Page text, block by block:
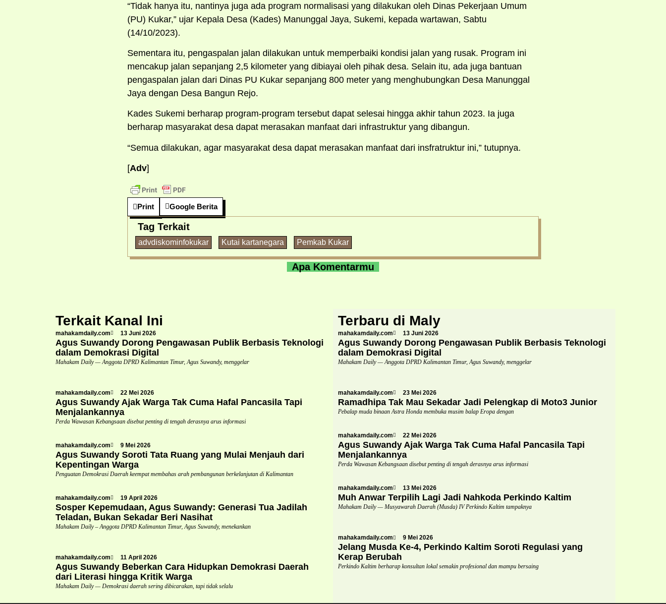
“Tidak hanya itu, nantinya juga ada program normalisasi yang dilakukan oleh Dinas Pekerjaan Umum
(PU) Kukar,” ujar Kepala Desa (Kades) Manunggal Jaya, Sukemi, kepada wartawan, Sabtu
(14/10/2023).
Sementara itu, pengaspalan jalan dilakukan untuk memperbaiki kondisi jalan yang rusak. Program ini
mencakup jalan sepanjang 2,5 kilometer yang dibiayai oleh pihak desa. Selain itu, ada juga bantuan
pengaspalan jalan dari Dinas PU Kukar sepanjang 800 meter yang menghubungkan Desa Manunggal
Jaya dengan Desa Bangun Rejo.
Kades Sukemi berharap program-program tersebut dapat selesai hingga akhir tahun 2023. Ia juga
berharap masyarakat desa dapat merasakan manfaat dari infrastruktur yang dibangun.
“Semua dilakukan, agar masyarakat desa dapat merasakan manfaat dari insfratruktur ini,” tutupnya.
[Adv]
Print Google Berita
Tag Terkait
advdiskominfokukar Kutai kartanegara Pemkab Kukar
Apa Komentarmu
Terkait Kanal Ini
mahakamdaily.com 13 Juni 2026
Agus Suwandy Dorong Pengawasan Publik Berbasis Teknologi
dalam Demokrasi Digital
Mahakam Daily — Anggota DPRD Kalimantan Timur, Agus Suwandy, menggelar
mahakamdaily.com 22 Mei 2026
Agus Suwandy Ajak Warga Tak Cuma Hafal Pancasila Tapi
Menjalankannya
Perda Wawasan Kebangsaan disebut penting di tengah derasnya arus informasi
mahakamdaily.com 9 Mei 2026
Agus Suwandy Soroti Tata Ruang yang Mulai Menjauh dari
Kepentingan Warga
Penguatan Demokrasi Daerah keempat membahas arah pembangunan berkelanjutan di Kalimantan
mahakamdaily.com 19 April 2026
Sosper Kepemudaan, Agus Suwandy: Generasi Tua Jadilah
Teladan, Bukan Sekadar Beri Nasihat
Mahakam Daily – Anggota DPRD Kalimantan Timur, Agus Suwandy, menekankan
mahakamdaily.com 11 April 2026
Agus Suwandy Beberkan Cara Hidupkan Demokrasi Daerah
dari Literasi hingga Kritik Warga
Mahakam Daily — Demokrasi daerah sering dibicarakan, tapi tidak selalu
Terbaru di Maly
mahakamdaily.com 13 Juni 2026
Agus Suwandy Dorong Pengawasan Publik Berbasis Teknologi
dalam Demokrasi Digital
Mahakam Daily — Anggota DPRD Kalimantan Timur, Agus Suwandy, menggelar
mahakamdaily.com 23 Mei 2026
Ramadhipa Tak Mau Sekadar Jadi Pelengkap di Moto3 Junior
Pebalap muda binaan Astra Honda membuka musim balap Eropa dengan
mahakamdaily.com 22 Mei 2026
Agus Suwandy Ajak Warga Tak Cuma Hafal Pancasila Tapi
Menjalankannya
Perda Wawasan Kebangsaan disebut penting di tengah derasnya arus informasi
mahakamdaily.com 13 Mei 2026
Muh Anwar Terpilih Lagi Jadi Nahkoda Perkindo Kaltim
Mahakam Daily — Musyawarah Daerah (Musda) IV Perkindo Kaltim tampaknya
mahakamdaily.com 9 Mei 2026
Jelang Musda Ke-4, Perkindo Kaltim Soroti Regulasi yang
Kerap Berubah
Perkindo Kaltim berharap konsultan lokal semakin profesional dan mampu bersaing